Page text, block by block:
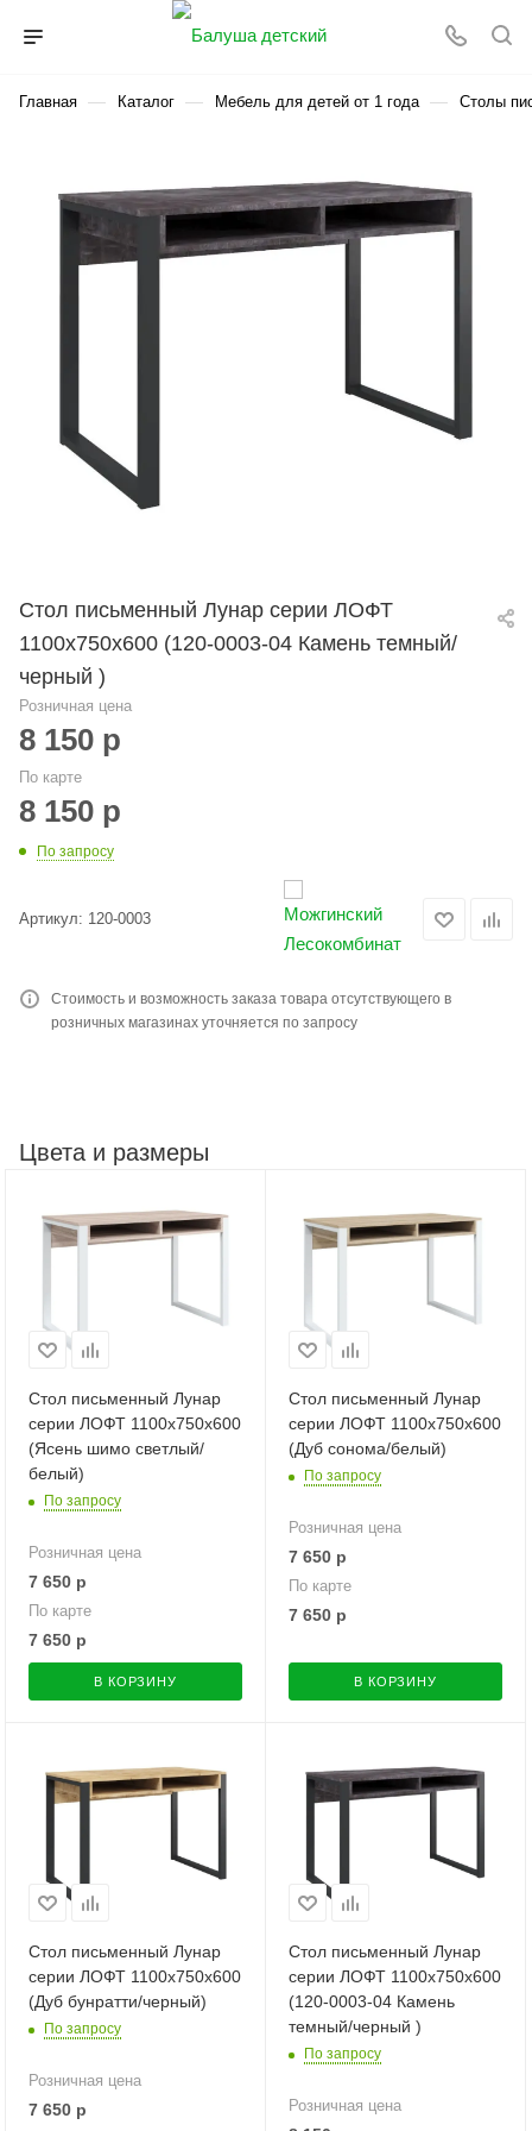
Главная — Каталог — Мебель для детей от 1 года — Столы
Стол письменный Лунар серии ЛОФТ
1100х750х600 (120-0003-04 Камень темный/
черный )
Розничная цена
8 150 р
По карте
8 150 р
По запросу
Артикул: 120-0003
Стоимость и возможность заказа товара отсутствующего в
розничных магазинах уточняется по запросу
Цвета и размеры
Стол письменный Лунар
серии ЛОФТ 1100х750х600
(Ясень шимо светлый/
белый)
По запросу
Розничная цена
7 650 р
По карте
7 650 р
В КОРЗИНУ
Стол письменный Лунар
серии ЛОФТ 1100х750х600
(Дуб сонома/белый)
По запросу
Розничная цена
7 650 р
По карте
7 650 р
В КОРЗИНУ
Стол письменный Лунар
серии ЛОФТ 1100х750х600
(Дуб бунратти/черный)
По запросу
Розничная цена
7 650 р
Стол письменный Лунар
серии ЛОФТ 1100х750х600
(120-0003-04 Камень
темный/черный )
По запросу
Розничная цена